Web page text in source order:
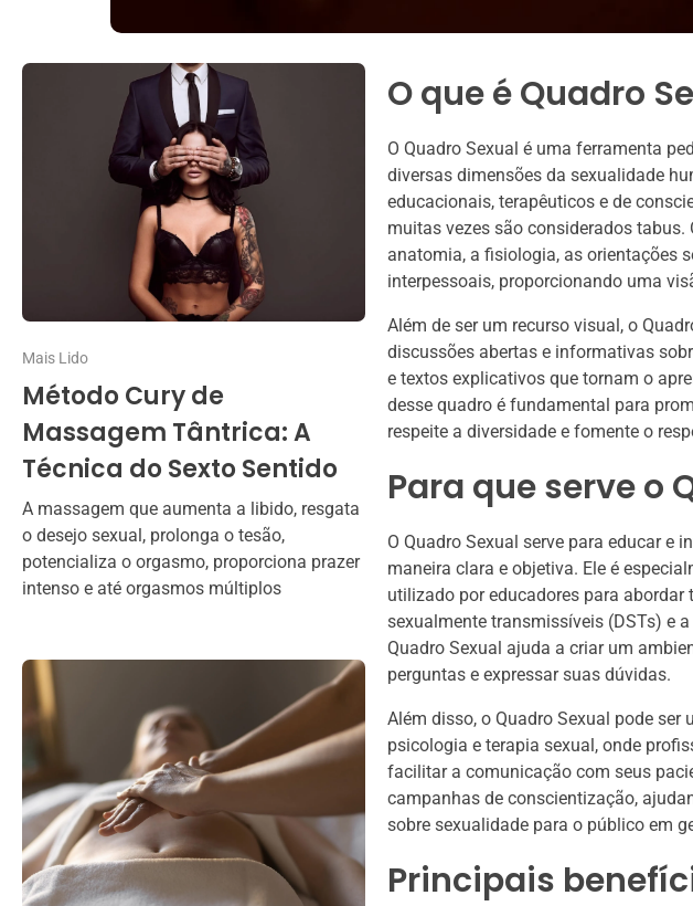
Mais Lido
Método Cury de
Massagem Tântrica: A
Técnica do Sexto Sentido
A massagem que aumenta a libido, resgata
o desejo sexual, prolonga o tesão,
potencializa o orgasmo, proporciona prazer
intenso e até orgasmos múltiplos
O que é Quadro
O Quadro Sexual é uma ferramenta
diversas dimensões da sexualidade
educacionais, terapêuticos e de
muitas vezes são considerados
anatomia, a fisiologia, as orientações
interpessoais, proporcionando uma
Além de ser um recurso visual, o
discussões abertas e informativas
e textos explicativos que tornam o
desse quadro é fundamental para
respeite a diversidade e fomente o
Para que serve o
O Quadro Sexual serve para educar e
maneira clara e objetiva. Ele é
utilizado por educadores para
sexualmente transmissíveis (DSTs) e
Quadro Sexual ajuda a criar um
perguntas e expressar suas dúvidas.
Além disso, o Quadro Sexual pode
psicologia e terapia sexual, onde
facilitar a comunicação com seus
campanhas de conscientização,
sobre sexualidade para o público em
Principais